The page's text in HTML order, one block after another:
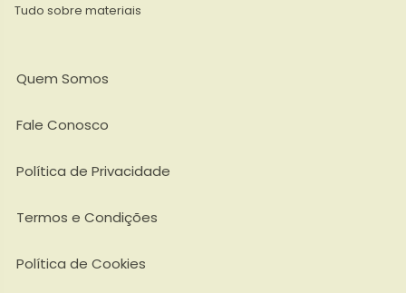
Tudo sobre materiais
Quem Somos
Fale Conosco
Política de Privacidade
Termos e Condições
Política de Cookies